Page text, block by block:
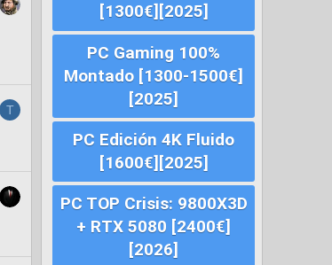
T
[1300€][2025]
PC Gaming 100%
Montado [1300-1500€]
[2025]
PC Edición 4K Fluido
[1600€][2025]
PC TOP Crisis: 9800X3D
+ RTX 5080 [2400€]
[2026]